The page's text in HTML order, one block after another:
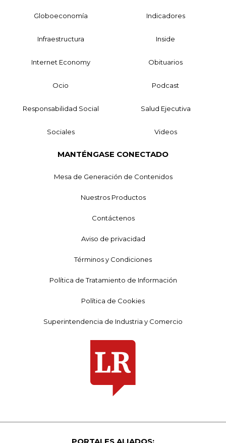
Globoeconomía Indicadores
Infraestructura Inside
Internet Economy Obituarios
Ocio Podcast
Responsabilidad Social Salud Ejecutiva
Sociales Videos
MANTÉNGASE CONECTADO
Mesa de Generación de Contenidos
Nuestros Productos
Contáctenos
Aviso de privacidad
Términos y Condiciones
Política de Tratamiento de Información
Política de Cookies
Superintendencia de Industria y Comercio